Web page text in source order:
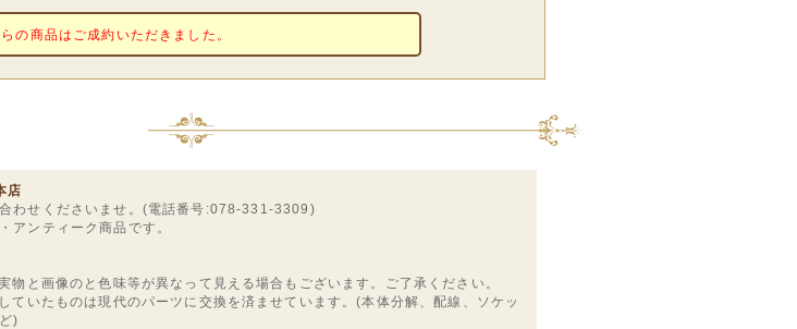
らの商品はご成約いただきました。
店
わせくださいませ。(電話番号:078-331-3309)
アンティーク商品です。
物と画像のと色味等が異なって見える場合もございます。ご了承ください。
ていたものは現代のパーツに交換を済ませています。(本体分解、配線、ソケッ
)